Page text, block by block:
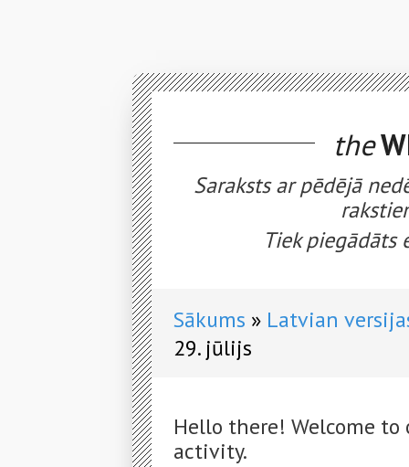
the
Saraksts ar pēdējā
Tiek piegādāts
Sākums
Latvian
29. jūlijs
Hello there! Welcome
activity.